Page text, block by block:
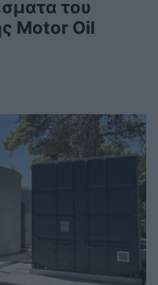
του
Motor Oil